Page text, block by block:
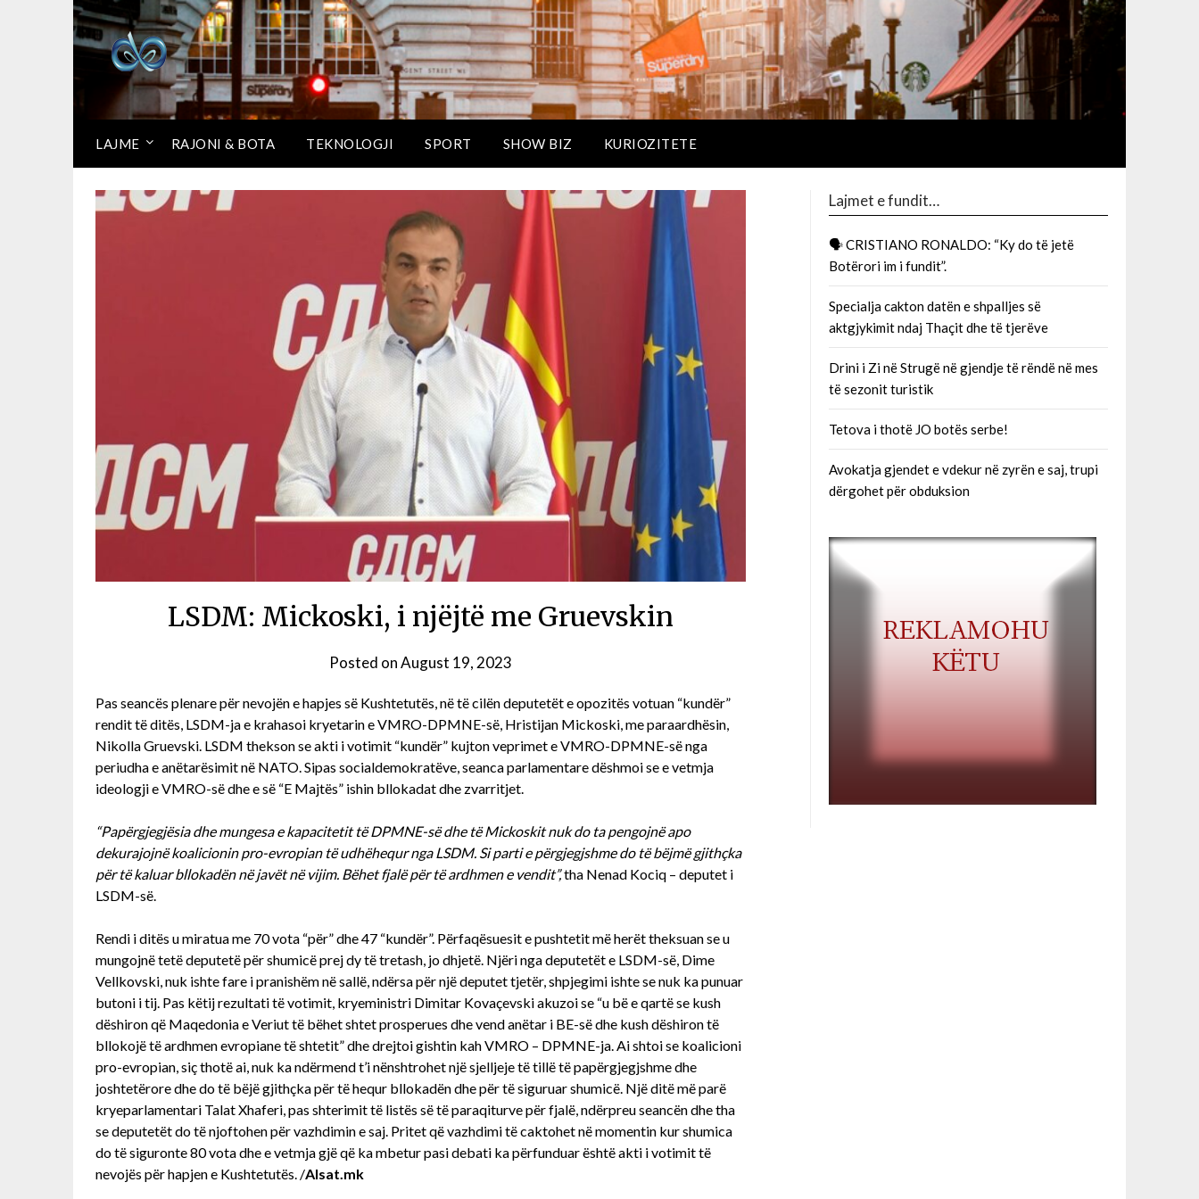
LAJME RAJONI & BOTA TEKNOLOGJI SPORT SHOW BIZ KURIOZITETE
LSDM: Mickoski, i njëjtë me Gruevskin
Posted onAugust 19, 2023
Pas seancës plenare për nevojën e hapjes së Kushtetutës, në të cilën deputetët e opozitës votuan “kundër”
rendit të ditës, LSDM-ja e krahasoi kryetarin e VMRO-DPMNE-së, Hristijan Mickoski, me paraardhësin,
Nikolla Gruevski. LSDM thekson se akti i votimit “kundër” kujton veprimet e VMRO-DPMNE-së nga
periudha e anëtarësimit në NATO. Sipas socialdemokratëve, seanca parlamentare dëshmoi se e vetmja
ideologji e VMRO-së dhe e së “E Majtës” ishin bllokadat dhe zvarritjet.
“Papërgjegjësia dhe mungesa e kapacitetit të DPMNE-së dhe të Mickoskit nuk do ta pengojnë apo
dekurajojnë koalicionin pro-evropian të udhëhequr nga LSDM. Si parti e përgjegjshme do të bëjmë gjithçka
për të kaluar bllokadën në javët në vijim. Bëhet fjalë për të ardhmen e vendit”,tha Nenad Kociq – deputet i
LSDM-së.
Rendi i ditës u miratua me 70 vota “për” dhe 47 “kundër”. Përfaqësuesit e pushtetit më herët theksuan se u
mungojnë tetë deputetë për shumicë prej dy të tretash, jo dhjetë. Njëri nga deputetët e LSDM-së, Dime
Vellkovski, nuk ishte fare i pranishëm në sallë, ndërsa për një deputet tjetër, shpjegimi ishte se nuk ka punuar
butoni i tij. Pas këtij rezultati të votimit, kryeministri Dimitar Kovaçevski akuzoi se “u bë e qartë se kush
dëshiron që Maqedonia e Veriut të bëhet shtet prosperues dhe vend anëtar i BE-së dhe kush dëshiron të
bllokojë të ardhmen evropiane të shtetit” dhe drejtoi gishtin kah VMRO – DPMNE-ja. Ai shtoi se koalicioni
pro-evropian, siç thotë ai, nuk ka ndërmend t’i nënshtrohet një sjelljeje të tillë të papërgjegjshme dhe
joshtetërore dhe do të bëjë gjithçka për të hequr bllokadën dhe për të siguruar shumicë. Një ditë më parë
kryeparlamentari Talat Xhaferi, pas shterimit të listës së të paraqiturve për fjalë, ndërpreu seancën dhe tha
se deputetët do të njoftohen për vazhdimin e saj. Pritet që vazhdimi të caktohet në momentin kur shumica
do të siguronte 80 vota dhe e vetmja gjë që ka mbetur pasi debati ka përfunduar është akti i votimit të
nevojës për hapjen e Kushtetutës. /Alsat.mk
Lajmet e fundit…
🗣 CRISTIANO RONALDO: “Ky do të jetë
Botërori im i fundit”.
Specialja cakton datën e shpalljes së
aktgjykimit ndaj Thaçit dhe të tjerëve
Drini i Zi në Strugë në gjendje të rëndë në mes
të sezonit turistik
Tetova i thotë JO botës serbe!
Avokatja gjendet e vdekur në zyrën e saj, trupi
dërgohet për obduksion